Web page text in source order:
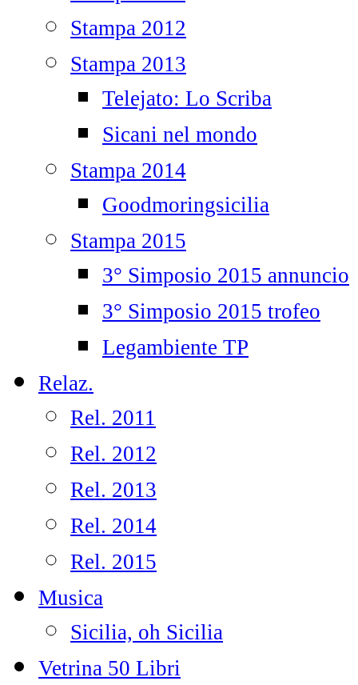
Stampa 2012
Stampa 2013
Telejato: Lo Scriba
Sicani nel mondo
Stampa 2014
Goodmoringsicilia
Stampa 2015
3° Simposio 2015 annuncio
3° Simposio 2015 trofeo
Legambiente TP
Relaz.
Rel. 2011
Rel. 2012
Rel. 2013
Rel. 2014
Rel. 2015
Musica
Sicilia, oh Sicilia
Vetrina 50 Libri